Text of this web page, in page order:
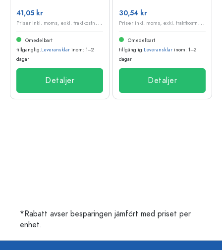
41,05 kr
P
riser inkl. moms, exkl. fraktkostnader
Omedelbart
tillgänglig.Leveransklar inom: 1–2
dagar
Detaljer
30,54 kr
P
riser inkl. moms, exkl. fraktkostnader
Omedelbart
tillgänglig.Leveransklar inom: 1–2
dagar
Detaljer
*Rabatt avser besparingen jämfört med priset per
enhet.